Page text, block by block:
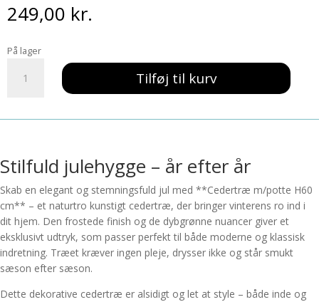
249,00 kr.
På lager
m/potte
Tilføj til kurv
Stilfuld julehygge – år efter år
Skab en elegant og stemningsfuld jul med **Cedertræ m/potte H60
cm** – et naturtro kunstigt cedertræ, der bringer vinterens ro ind i
dit hjem. Den frostede finish og de dybgrønne nuancer giver et
eksklusivt udtryk, som passer perfekt til både moderne og klassisk
indretning. Træet kræver ingen pleje, drysser ikke og står smukt
sæson efter sæson.
Dette dekorative cedertræ er alsidigt og let at style – både inde og